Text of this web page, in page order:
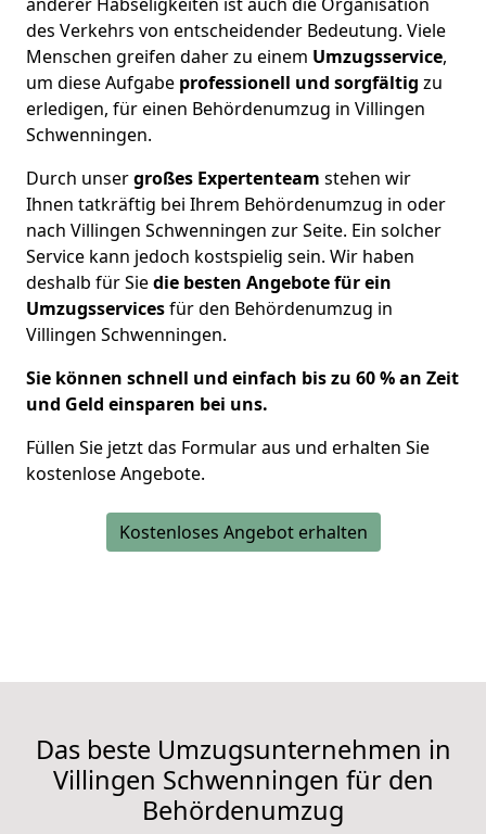
des Verkehrs von entscheidender Bedeutung. Viele
Menschen greifen daher zu einem Umzugsservice,
um dieseAufgabe professionell und sorgfältig zu
erledigen, für einen Behördenumzug in Villingen
Schwenningen.
Durch unsergroßes Expertenteam stehen wir
Ihnen tatkräftig bei Ihrem Behördenumzug in oder
nach Villingen Schwenningen zur Seite. Ein solcher
Service kann jedoch kostspielig sein. Wir haben
deshalb für Siedie besten Angebote für ein
Umzugsservicesfür den Behördenumzug in
Villingen Schwenningen.
Sie können schnell und einfach bis zu 60 % an Zeit
und Geld einsparen bei uns.
Füllen Sie jetzt das Formular aus und erhalten Sie
kostenlose Angebote.
Kostenloses Angebot erhalten
Das beste Umzugsunternehmen in
Villingen Schwenningen für den
Behördenumzug